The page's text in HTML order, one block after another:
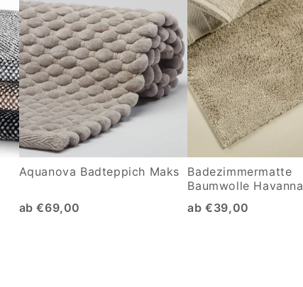
Aquanova Badteppich Maks
ab €69,00
Badezimmermatte
Baumwolle Havanna
ab €39,00